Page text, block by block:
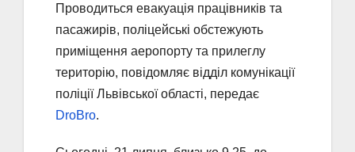
Проводиться евакуація працівників та
пасажирів, поліцейські обстежують
приміщення аеропорту та прилеглу
територію, повідомляє відділ комунікації
поліції Львівської області, передає
DroBro.